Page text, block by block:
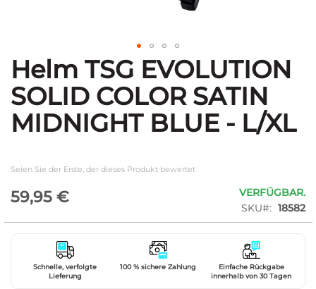
Zum
Anfang
der
Bildgalerie
springen
Helm TSG EVOLUTION
SOLID COLOR SATIN
MIDNIGHT BLUE - L/XL
Seien Sie der Erste, der dieses Produkt bewertet
59,95 €
VERFÜGBAR.
SKU
18582
Schnelle, verfolgte
Lieferung
100 % sichere Zahlung
Einfache Rückgabe
innerhalb von 30 Tagen